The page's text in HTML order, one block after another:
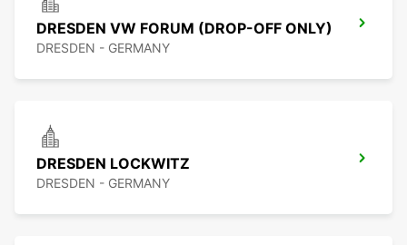
DRESDEN VW FORUM (DROP-OFF ONLY)
DRESDEN - GERMANY
DRESDEN LOCKWITZ
DRESDEN - GERMANY